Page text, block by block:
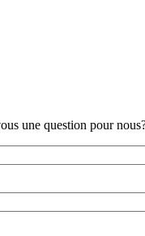
une question pour